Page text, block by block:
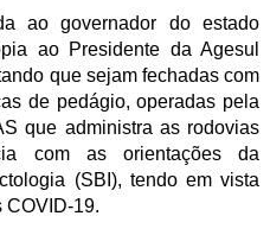
ao governador do estado
ao Presidente da Agesul
que sejam fechadas com
de pedágio, operadas pela
que administra as rodovias
com as orientações da
(SBI), tendo em vista
COVID-19.